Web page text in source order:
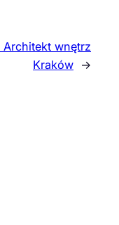
Architekt wnętrz
Kraków →